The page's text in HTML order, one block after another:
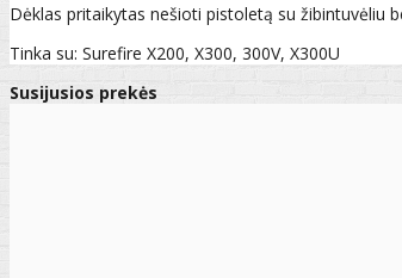
Dėklas pritaikytas nešioti pistoletą su žibintuvėliu
Tinka su: Surefire X200, X300, 300V, X300U
Susijusios prekės